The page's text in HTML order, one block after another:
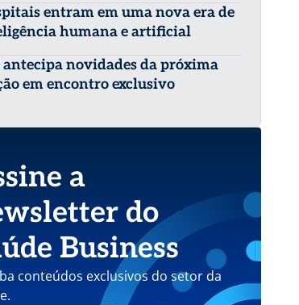
entram em uma nova era de
humana e artificial
antecipa novidades da próxima
em encontro exclusivo
a
do
Business
conteúdos exclusivos do setor da